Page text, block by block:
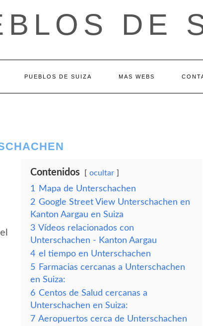
DE
PUEBLOS DE SUIZA MAS WEBS
Contenidos ocultar
1
Mapa de Unterschachen
2 Google Street View Unterschachen en
Kanton Aargau en Suiza
3 Vídeos relacionados con
Unterschachen - Kanton Aargau
4 el tiempo en Unterschachen
5 Farmacias cercanas a Unterschachen
en Suiza:
6 Centos de Salud cercanas a
Unterschachen en Suiza:
7 Aeropuertos cerca de Unterschachen